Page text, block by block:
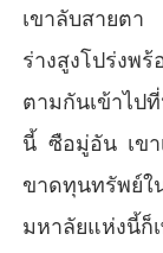
เขาลับสายตา
ร่างสูงโปร่งพ
ตามกันเข้าไป
นี้ ซือมู่อัน เขา
ขาดทุนทรัพย์ใ
มหาลัยแห่งนี้ก็